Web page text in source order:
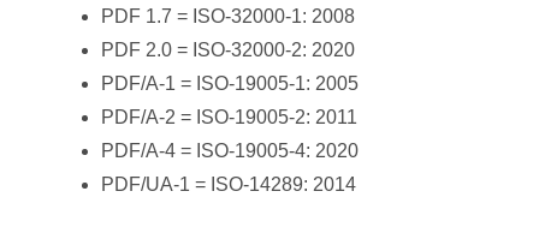
PDF 1.7 = ISO-32000-1: 2008
PDF 2.0 = ISO-32000-2: 2020
PDF/A-1 = ISO-19005-1: 2005
PDF/A-2 = ISO-19005-2: 2011
PDF/A-4 = ISO-19005-4: 2020
PDF/UA-1 = ISO-14289: 2014